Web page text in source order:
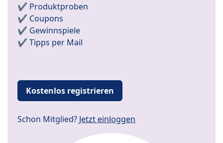
✔️ Produktproben
✔️ Coupons
✔️ Gewinnspiele
✔️ Tipps per Mail
Kostenlos registrieren
Schon Mitglied? Jetzt einloggen